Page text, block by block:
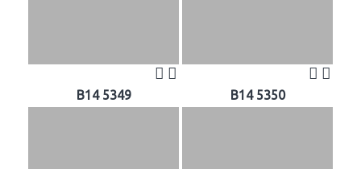
B14 5349 B14 5350